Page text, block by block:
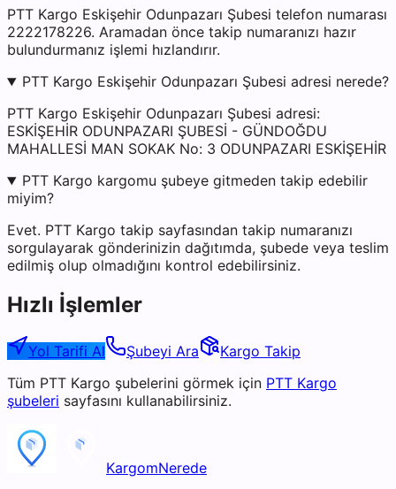
PTT Kargo Eskişehir Odunpazarı Şubesi telefon numarası
2222178226. Aramadan önce takip numaranızı hazır
bulundurmanız işlemi hızlandırır.
PTT Kargo Eskişehir Odunpazarı Şubesi adresi nerede?
PTT Kargo Eskişehir Odunpazarı Şubesi adresi:
ESKİŞEHİR ODUNPAZARI ŞUBESİ - GÜNDOĞDU
MAHALLESİ MAN SOKAK No: 3 ODUNPAZARI ESKİŞEHİR
PTT Kargo kargomu şubeye gitmeden takip edebilir
miyim?
Evet. PTT Kargo takip sayfasından takip numaranızı
sorgulayarak gönderinizin dağıtımda, şubede veya teslim
edilmiş olup olmadığını kontrol edebilirsiniz.
Hızlı İşlemler
Yol Tarifi Al Şubeyi Ara
Kargo Takip
Tüm PTT Kargo şubelerini görmek için PTT Kargo
şubeleri sayfasını kullanabilirsiniz.
KargomNerede